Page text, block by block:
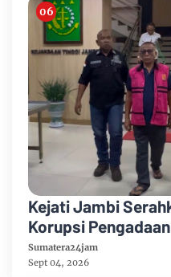
Kejati Jambi
Korupsi
Pelabuhan Ujung
Umum
Sumatera24jam
Sept 04, 2026